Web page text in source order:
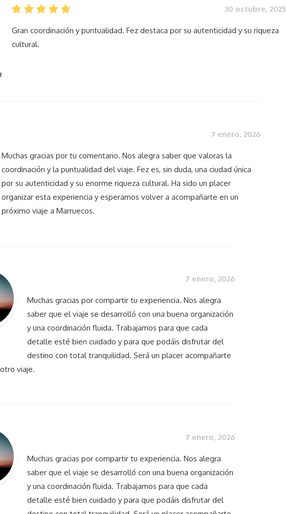
30 octubre, 2025
Gran coordinación y puntualidad. Fez destaca por su autenticidad y su riqueza
cultural.
7 enero, 2026
Muchas gracias por tu comentario. Nos alegra saber que valoras la
coordinación y la puntualidad del viaje. Fez es, sin duda, una ciudad única
por su autenticidad y su enorme riqueza cultural. Ha sido un placer
organizar esta experiencia y esperamos volver a acompañarte en un
próximo viaje a Marruecos.
7 enero, 2026
Muchas gracias por compartir tu experiencia. Nos alegra
saber que el viaje se desarrolló con una buena organización
y una coordinación fluida. Trabajamos para que cada
detalle esté bien cuidado y para que podáis disfrutar del
destino con total tranquilidad. Será un placer acompañarte
viaje.
7 enero, 2026
Muchas gracias por compartir tu experiencia. Nos alegra
saber que el viaje se desarrolló con una buena organización
y una coordinación fluida. Trabajamos para que cada
detalle esté bien cuidado y para que podáis disfrutar del